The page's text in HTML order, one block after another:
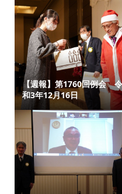
【週報】第1760回例会 令
和3年12月16日